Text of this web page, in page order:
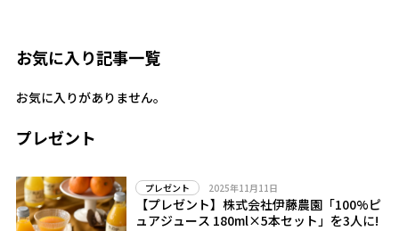
お気に入り記事一覧
お気に入りがありません。
プレゼント
プレゼント 2025年11月11日
【プレゼント】株式会社伊藤農園「100%ピ
ュアジュース 180ml×5本セット」を3人に!